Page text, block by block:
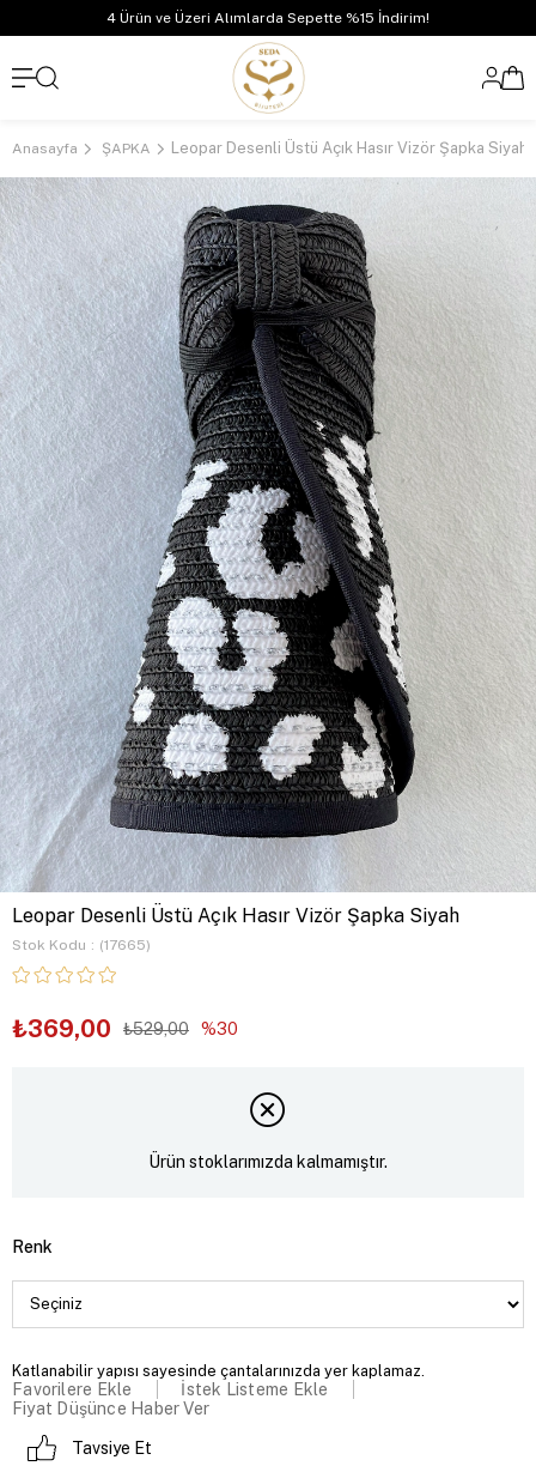
4 Ürün ve Üzeri Alımlarda Sepette %15 İndirim!
Anasayfa ŞAPKA Leopar Desenli Üstü Açık Hasır Vizör Şapka Siyah
Leopar Desenli Üstü Açık Hasır Vizör Şapka Siyah
Stok Kodu (17665)
₺529,00
₺369,00 30
Ürün stoklarımızda kalmamıştır.
Renk
Katlanabilir yapısı sayesinde çantalarınızda yer kaplamaz.
Favorilere Ekle
İstek Listeme Ekle
Fiyat Düşünce Haber Ver
Tavsiye Et